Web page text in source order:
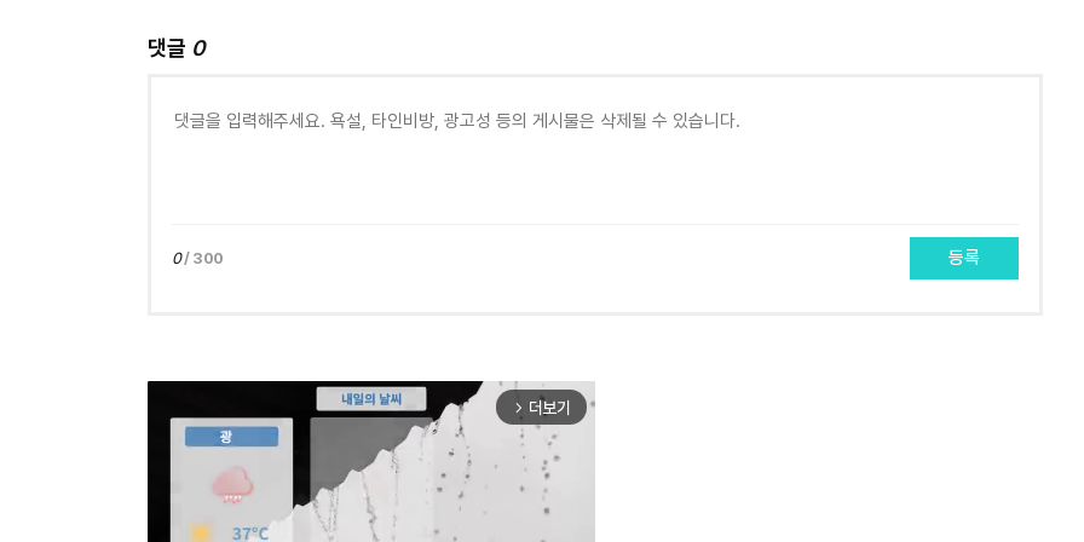
댓글 0
0/ 300 등록
arrow_forward_ios 더보기